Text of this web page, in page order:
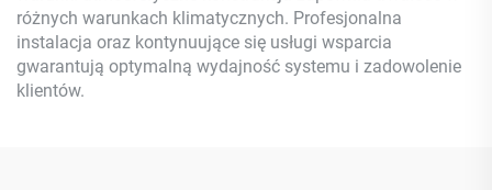
różnych warunkach klimatycznych. Profesjonalna
instalacja oraz kontynuujące się usługi wsparcia
gwarantują optymalną wydajność systemu i zadowolenie
klientów.